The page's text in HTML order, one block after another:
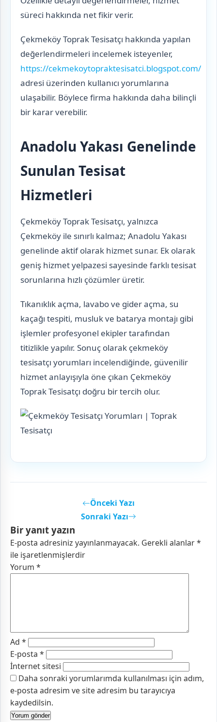
süreci hakkında net fikir verir.
Çekmeköy Toprak Tesisatçı hakkında yapılan
değerlendirmeleri incelemek isteyenler,
https://cekmekoytopraktesisatci.blogspot.com/
adresi üzerinden kullanıcı yorumlarına
ulaşabilir. Böylece firma hakkında daha bilinçli
bir karar verebilir.
Anadolu Yakası Genelinde
Sunulan Tesisat
Hizmetleri
Çekmeköy Toprak Tesisatçı, yalnızca
Çekmeköy ile sınırlı kalmaz; Anadolu Yakası
genelinde aktif olarak hizmet sunar. Ek olarak
geniş hizmet yelpazesi sayesinde farklı tesisat
sorunlarına hızlı çözümler üretir.
Tıkanıklık açma, lavabo ve gider açma, su
kaçağı tespiti, musluk ve batarya montajı gibi
işlemler profesyonel ekipler tarafından
titizlikle yapılır. Sonuç olarak çekmeköy
tesisatçı yorumları incelendiğinde, güvenilir
hizmet anlayışıyla öne çıkan Çekmeköy
Toprak Tesisatçı doğru bir tercih olur.
Önceki Yazı
Sonraki Yazı
Bir yanıt yazın
E-posta adresiniz yayınlanmayacak. Gerekli alanlar*
ile işaretlenmişlerdir
Yorum *
Ad *
E-posta *
İnternet sitesi
Daha sonraki yorumlarımda kullanılması için adım,
e-posta adresim ve site adresim bu tarayıcıya
kaydedilsin.